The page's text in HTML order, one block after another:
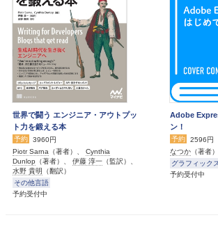
世界で闘う エンジニア・アウトプッ
ト力を鍛える本
予約
3960円
Piotr Sarna （著者）、 Cynthia
Dunlop （著者）、 伊藤 淳一 （監訳）、
水野 貴明 （翻訳）
その他言語
予約受付中
Adobe
ン！
予約
2596円
なつか （著者）
グラフィック
予約受付中